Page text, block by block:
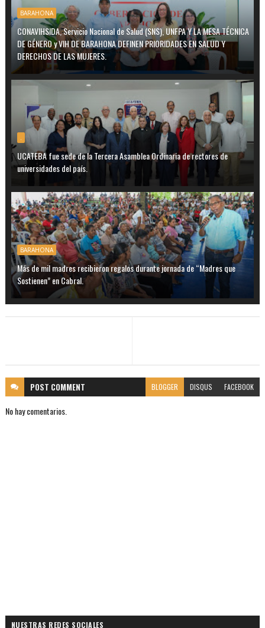
BARAHONA
CONAVIHSIDA, Servicio Nacional de Salud (SNS), UNFPA Y LA MESA TÉCNICA
DE GÉNERO y VIH DE BARAHONA DEFINEN PRIORIDADES EN SALUD Y
DERECHOS DE LAS MUJERES.
.
UCATEBA fue sede de la Tercera Asamblea Ordinaria de rectores de
universidades del país.
BARAHONA
Más de mil madres recibieron regalos durante jornada de “Madres que
Sostienen” en Cabral.
POST COMMENT BLOGGER DISQUS FACEBOOK
No hay comentarios.
NUESTRAS REDES SOCIALES